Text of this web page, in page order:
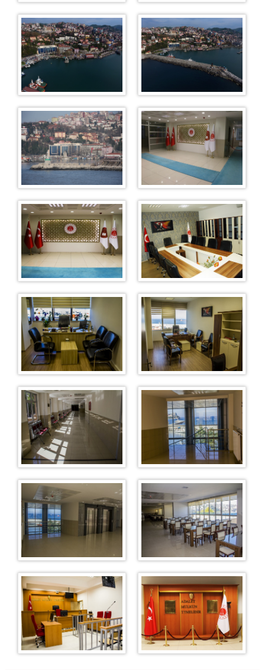
KOMİSYON
ADLİ YARGI
Ceza Mahkemeleri
1. Ağır Ceza Mahkemesi
2. Ağır Ceza Mahkemesi
3. Ağır Ceza Mahkemesi
Asliye Ceza Mahkemeleri
1. Asliye Ceza Mahkemesi
2. Asliye Ceza Mahkemesi
3. Asliye Ceza Mahkemesi
4. Asliye Ceza Mahkemesi
5. Asliye Ceza Mahkemesi
6. Asliye Ceza Mahkemesi
Sulh Ceza Hakimliği
İcra Ceza Mahkemesi
Hukuk Mahkemeleri
Asliye Hukuk Mahkemeleri
1. Asliye Hukuk Mahkemesi
2. Asliye Hukuk Mahkemesi
3. Asliye Hukuk Mahkemesi
4. Asliye Hukuk Mahkemesi
Aile Mahkemeleri
1. Aile Mahkemesi
2. Aile Mahkemesi
İş Mahkemeleri
1. İş Mahkemesi
2. İş Mahkemesi
3. İş Mahkemesi
4. İş Mahkemesi
Sulh Hukuk Mahkemeleri
3. Sulh Hukuk Mahkemesi
Kadastro Mahkemesi
İcra Hukuk Mahkemesi
İcra Daireleri
İcra Dairesi